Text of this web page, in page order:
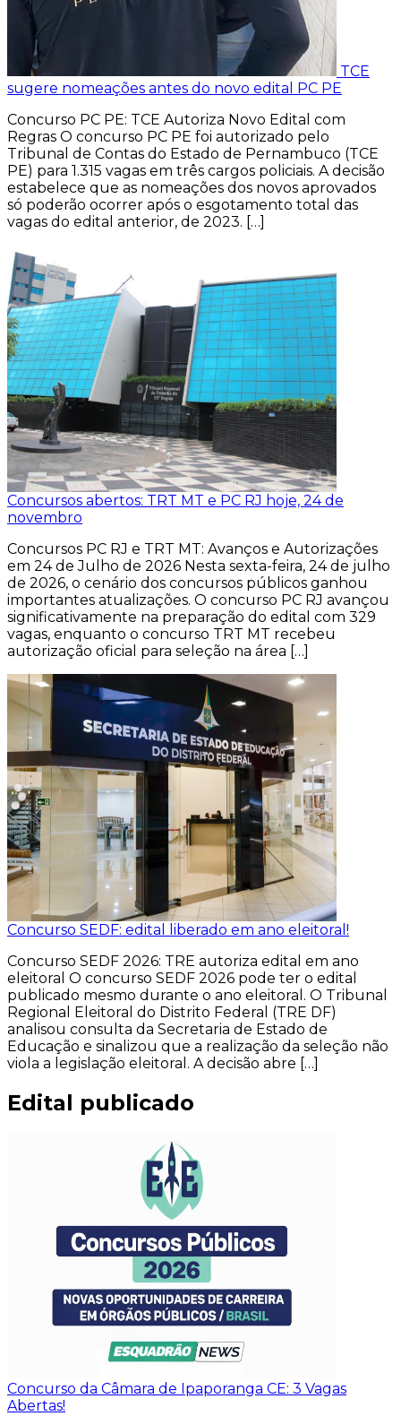
TCE
sugere nomeações antes do novo edital PC PE
Concurso PC PE: TCE Autoriza Novo Edital com
Regras O concurso PC PE foi autorizado pelo
Tribunal de Contas do Estado de Pernambuco (TCE
PE) para 1.315 vagas em três cargos policiais. A decisão
estabelece que as nomeações dos novos aprovados
só poderão ocorrer após o esgotamento total das
vagas do edital anterior, de 2023. […]
Concursos abertos: TRT MT e PC RJ hoje, 24 de
novembro
Concursos PC RJ e TRT MT: Avanços e Autorizações
em 24 de Julho de 2026 Nesta sexta-feira, 24 de julho
de 2026, o cenário dos concursos públicos ganhou
importantes atualizações. O concurso PC RJ avançou
significativamente na preparação do edital com 329
vagas, enquanto o concurso TRT MT recebeu
autorização oficial para seleção na área […]
Concurso SEDF: edital liberado em ano eleitoral!
Concurso SEDF 2026: TRE autoriza edital em ano
eleitoral O concurso SEDF 2026 pode ter o edital
publicado mesmo durante o ano eleitoral. O Tribunal
Regional Eleitoral do Distrito Federal (TRE DF)
analisou consulta da Secretaria de Estado de
Educação e sinalizou que a realização da seleção não
viola a legislação eleitoral. A decisão abre […]
Edital publicado
Concurso da Câmara de Ipaporanga CE: 3 Vagas
Abertas!